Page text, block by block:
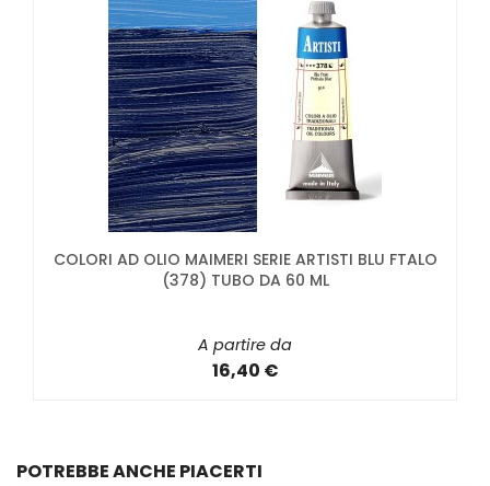
COLORI AD OLIO MAIMERI SERIE ARTISTI BLU FTALO
(378) TUBO DA 60 ML
A partire da
16,40 €
POTREBBE ANCHE PIACERTI